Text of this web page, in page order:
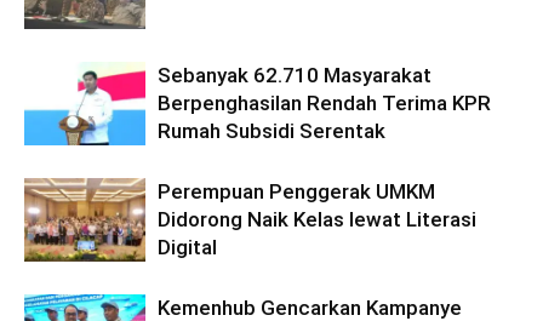
Sebanyak 62.710 Masyarakat
Berpenghasilan Rendah Terima KPR
Rumah Subsidi Serentak
Perempuan Penggerak UMKM
Didorong Naik Kelas lewat Literasi
Digital
Kemenhub Gencarkan Kampanye